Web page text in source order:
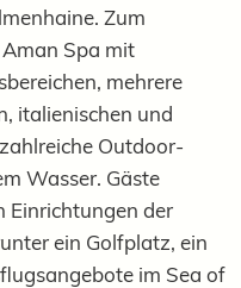
Zum
Spa mit
mehrere
italienischen und
Outdoor-
Wasser. Gäste
Einrichtungen der
ein Golfplatz, ein
im Sea of